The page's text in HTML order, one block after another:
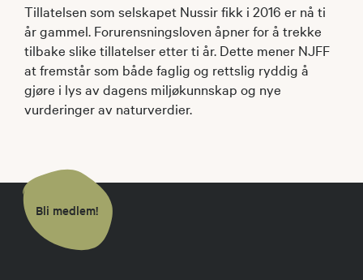
Tillatelsen som selskapet Nussir fikk i 2016 er nå ti
år gammel. Forurensningsloven åpner for å trekke
tilbake slike tillatelser etter ti år. Dette mener NJFF
at fremstår som både faglig og rettslig ryddig å
gjøre i lys av dagens miljøkunnskap og nye
vurderinger av naturverdier.
Bli medlem!